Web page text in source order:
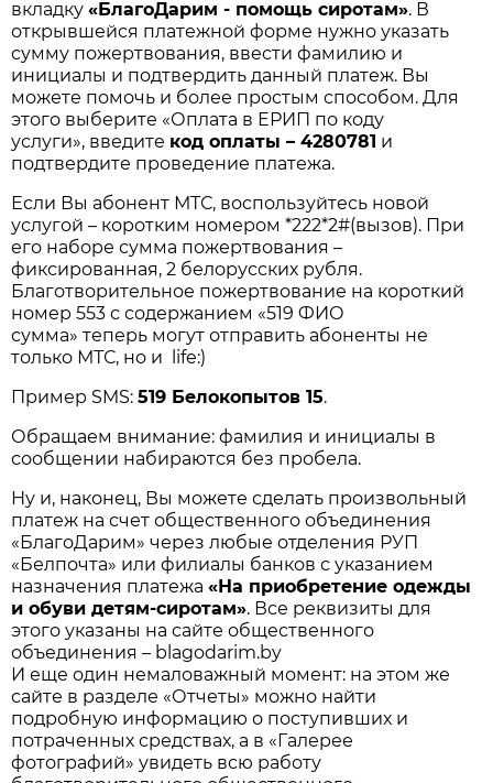
вкладку«БлагоДарим - помощь сиротам». В
открывшейся платежной форме нужно указать
сумму пожертвования, ввести фамилию и
инициалы и подтвердить данный платеж. Вы
можете помочь и более простым способом. Для
этого выберите «Оплата в ЕРИП по коду
услуги», введите код оплаты – 4280781 и
подтвердите проведение платежа.
Если Вы абонент МТС, воспользуйтесь новой
услугой – коротким номером *222*2#(вызов). При
его наборе сумма пожертвования –
фиксированная, 2 белорусских рубля.
Благотворительное пожертвование на короткий
номер 553 с содержанием «519 ФИО
сумма» теперь могут отправить абоненты не
только МТС, но и life:)
Пример SMS:519 Белокопытов 15.
Обращаем внимание: фамилия и инициалы в
сообщении набираются без пробела.
Ну и, наконец, Вы можете сделать произвольный
платеж на счет общественного объединения
«БлагоДарим» через любые отделения РУП
«Белпочта» или филиалы банков с указанием
назначения платежа«На приобретение одежды
и обуви детям-сиротам». Все реквизиты для
этого указаны на сайте общественного
объединения – blagodarim.by
И еще один немаловажный момент: на этом же
сайте в разделе «Отчеты» можно найти
подробную информацию о поступивших и
потраченных средствах, а в «Галерее
фотографий» увидеть всю работу